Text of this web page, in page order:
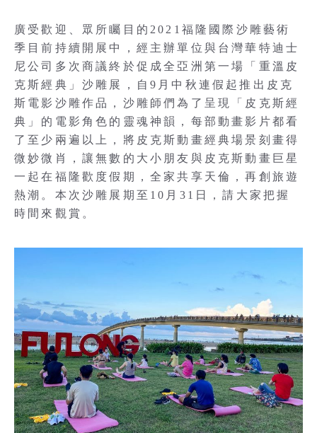
廣受歡迎、眾所矚目的2021福隆國際沙雕藝術
季目前持續開展中，經主辦單位與台灣華特迪士
尼公司多次商議終於促成全亞洲第一場「重溫皮
克斯經典」沙雕展，自9月中秋連假起推出皮克
斯電影沙雕作品，沙雕師們為了呈現「皮克斯經
典」的電影角色的靈魂神韻，每部動畫影片都看
了至少兩遍以上，將皮克斯動畫經典場景刻畫得
微妙微肖，讓無數的大小朋友與皮克斯動畫巨星
一起在福隆歡度假期，全家共享天倫，再創旅遊
熱潮。本次沙雕展期至10月31日，請大家把握
時間來觀賞。